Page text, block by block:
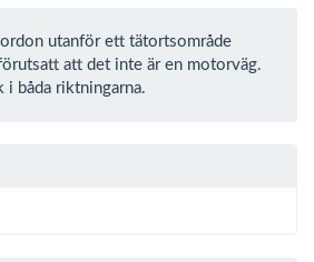
utanför ett tätortsområde
att det inte är en motorväg.
i båda riktningarna.